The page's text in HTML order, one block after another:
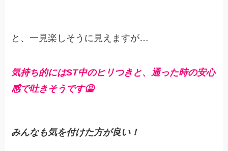
と、一見楽しそうに見えますが…
気持ち的にはST中のヒリつきと、通った時の安心
感で吐きそうです🤮
みんなも気を付けた方が良い！